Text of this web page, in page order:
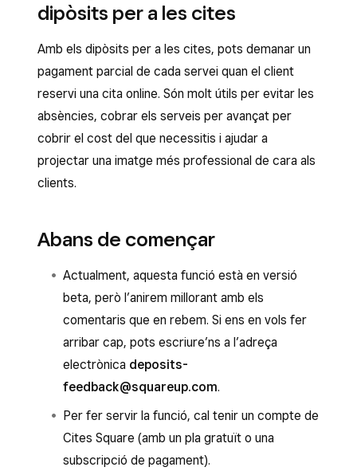
dipòsits per a les cites
Amb els dipòsits per a les cites, pots demanar un
pagament parcial de cada servei quan el client
reservi una cita online. Són molt útils per evitar les
absències, cobrar els serveis per avançat per
cobrir el cost del que necessitis i ajudar a
projectar una imatge més professional de cara als
clients.
Abans de començar
Actualment, aquesta funció està en versió
beta, però l’anirem millorant amb els
comentaris que en rebem. Si ens en vols fer
arribar cap, pots escriure’ns a l’adreça
electrònica deposits-
feedback@squareup.com.
Per fer servir la funció, cal tenir un compte de
Cites Square (amb un pla gratuït o una
subscripció de pagament).